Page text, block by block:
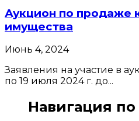
Аукцион по продаже
имущества
Июнь 4, 2024
Заявления на участие в
по 19 июля 2024 г. до...
Навигация